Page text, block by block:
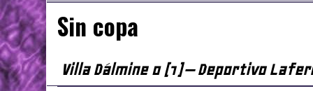
Sin copa
Villa Dálmine 0 (1) – Deportivo